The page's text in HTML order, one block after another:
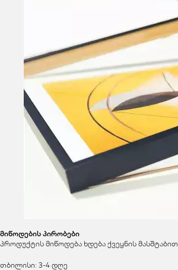
მიწოდების პირობები
პროდუქტის მიწოდება ხდება ქვეყნის მასშტაბით
თბილისი: 3-4 დღე